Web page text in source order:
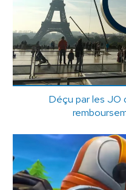
Déçu par les JO